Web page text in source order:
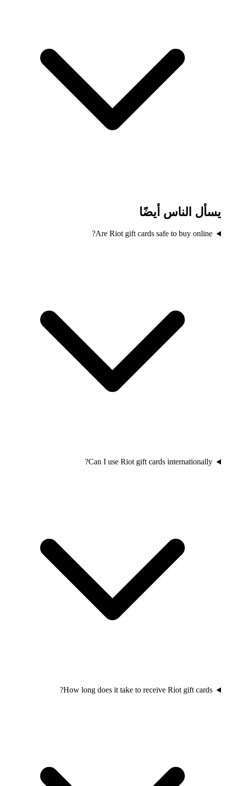
يسأل الناس أيضًا
Are Riot gift cards safe to buy online?
Can I use Riot gift cards internationally?
How long does it take to receive Riot gift cards?